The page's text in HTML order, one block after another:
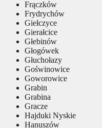
Frączków
Frydrychów
Giełczyce
Gierałcice
Głebinów
Głogówek
Głuchołazy
Goświnowice
Goworowice
Grabin
Grabina
Gracze
Hajduki Nyskie
Hanuszów